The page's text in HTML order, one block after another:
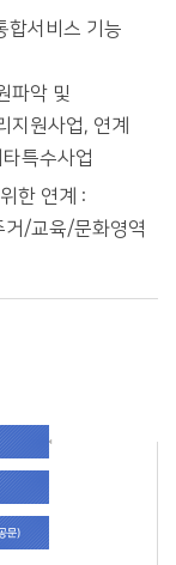
합서비스 기능
파악 및
지원사업, 연계
특수사업
한 연계 :
/교육/문화영역